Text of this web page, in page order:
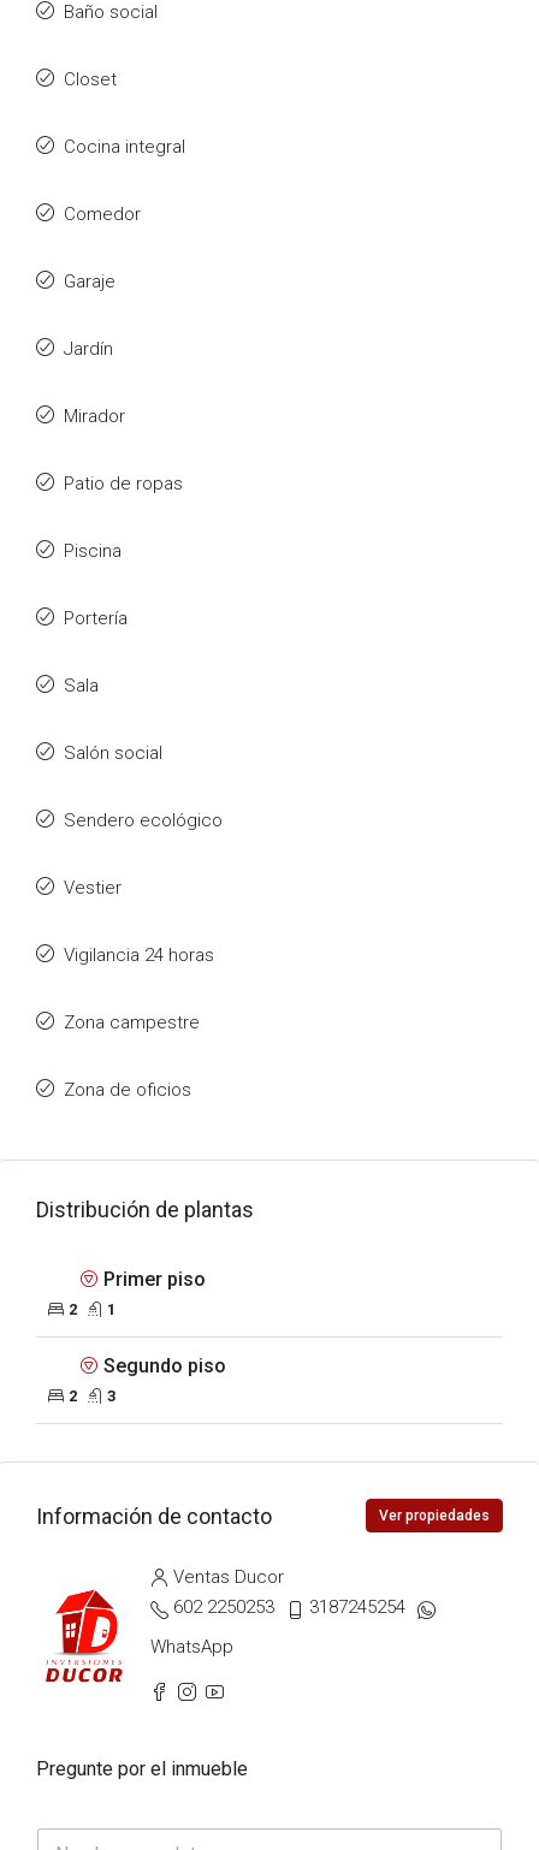
Baño social
Closet
Cocina integral
Comedor
Garaje
Jardín
Mirador
Patio de ropas
Piscina
Portería
Sala
Salón social
Sendero ecológico
Vestier
Vigilancia 24 horas
Zona campestre
Zona de oficios
Distribución de plantas
Primer piso
2 1
Segundo piso
2 3
Información de contacto Ver propiedades
Ventas Ducor
602 2250253
3187245254
WhatsApp
Pregunte por el inmueble